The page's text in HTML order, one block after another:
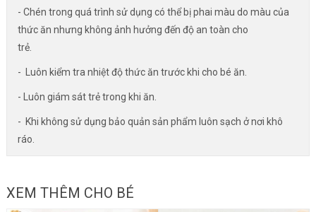
- Chén trong quá trình sử dụng có thể bị phai màu do màu của
thức ăn nhưng không ảnh hưởng đến độ an toàn cho
trẻ.
- Luôn kiểm tra nhiệt độ thức ăn trước khi cho bé ăn.
- Luôn giám sát trẻ trong khi ăn.
- Khi không sử dụng bảo quản sản phẩm luôn sạch ở nơi khô
ráo.
XEM THÊM CHO BÉ